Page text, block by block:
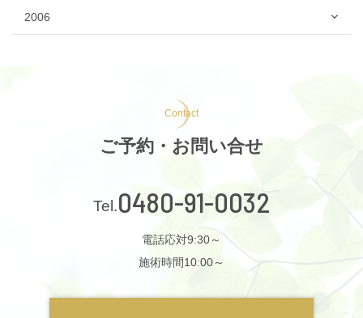
2006
Contact
ご予約・お問い合せ
0480-91-0032
電話応対9:30～
施術時間10:00～